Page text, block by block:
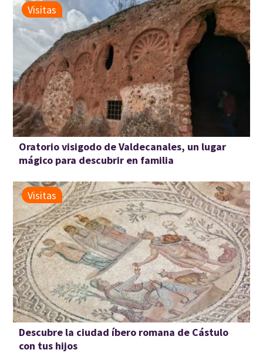
Oratorio visigodo de Valdecanales, un lugar
mágico para descubrir en familia
Visitas
Descubre la ciudad íbero romana de Cástulo
con tus hijos
Visitas